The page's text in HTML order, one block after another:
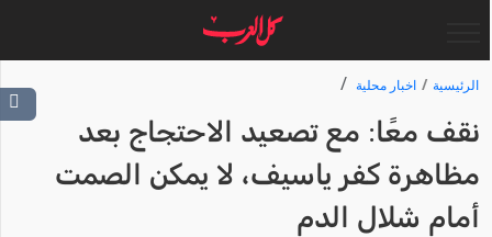
الرئيسية اخبار محلية
نقف معًا: مع تصعيد الاحتجاج بعد
مظاهرة كفر ياسيف، لا يمكن الصمت
أمام شلال الدم